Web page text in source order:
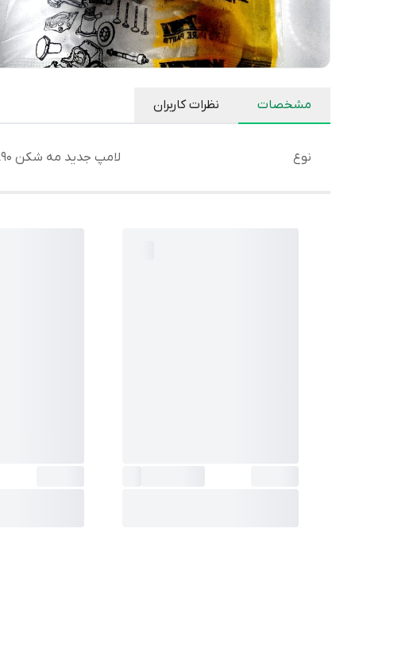
مشخصات نظرات کاربران
نوع لامپ جدید مه شکن L90